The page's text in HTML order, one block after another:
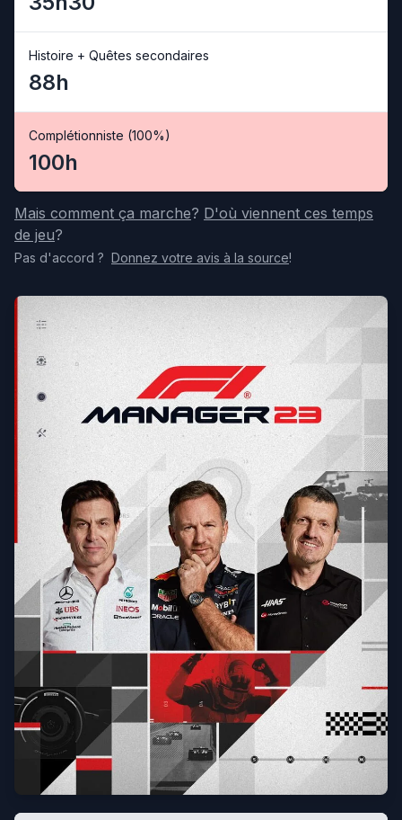
Histoire + Quêtes secondaires
88h
Complétionniste (100%)
100h
Mais comment ça marche? D'où viennent ces temps
de jeu?
Pas d'accord ? Donnez votre avis à la source!